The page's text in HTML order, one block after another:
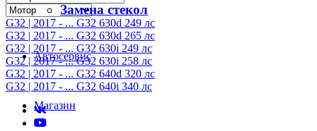
Диностенд
Автосервис
Магазин
Замена стекол
G32 | 2017 - ... G32 630d 249 лс
G32 | 2017 - ... G32 630d 265 лс
G32 | 2017 - ... G32 630i 249 лс
G32 | 2017 - ... G32 630i 258 лс
G32 | 2017 - ... G32 640d 320 лс
G32 | 2017 - ... G32 640i 340 лс